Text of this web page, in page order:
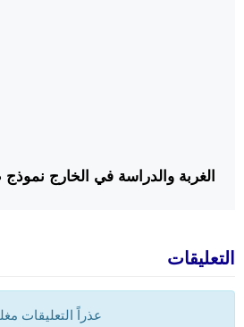
الغربة والدراسة في الخارج نموذج طلبة المغاربة ببلجيكا
التعليقات
عذراً التعليقات